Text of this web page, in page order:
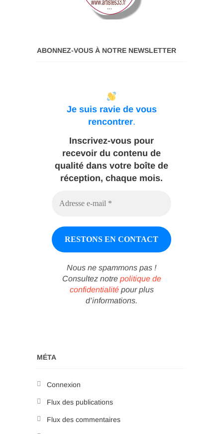
ABONNEZ-VOUS À NOTRE NEWSLETTER
Je suis ravie de vous
rencontrer.
Inscrivez-vous pour
recevoir du contenu de
qualité dans votre boîte de
réception, chaque mois.
Nous ne spammons pas !
Consultez notre politique de
confidentialitépour plus
d’informations.
MÉTA
Connexion
Flux des publications
Flux des commentaires